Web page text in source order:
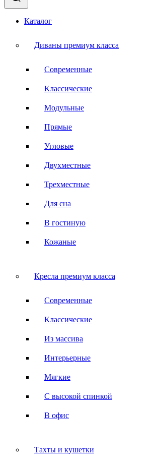
Каталог
Диваны премиум класса
Современные
Классические
Модульные
Прямые
Угловые
Двухместные
Трехместные
Для сна
В гостиную
Кожаные
Кресла премиум класса
Современные
Классические
Из массива
Интерьерные
Мягкие
С высокой спинкой
В офис
Тахты и кушетки